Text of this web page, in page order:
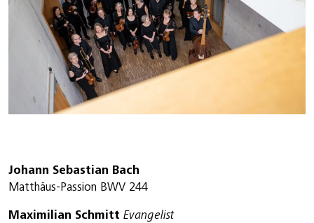
Johann Sebastian Bach
Matthäus-Passion BWV 244
Maximilian Schmitt Evangelist